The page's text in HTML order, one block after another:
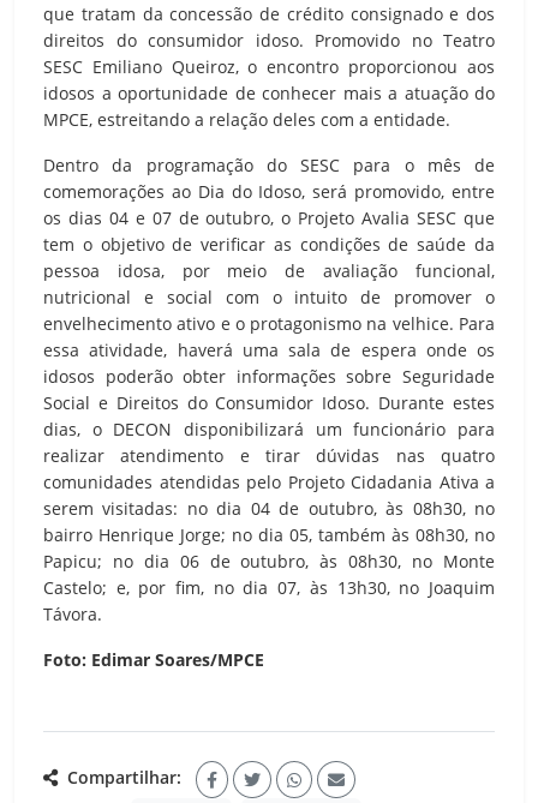
que tratam da concessão de crédito consignado e dos
direitos do consumidor idoso. Promovido no Teatro
SESC Emiliano Queiroz, o encontro proporcionou aos
idosos a oportunidade de conhecer mais a atuação do
MPCE, estreitando a relação deles com a entidade.
Dentro da programação do SESC para o mês de
comemorações ao Dia do Idoso, será promovido, entre
os dias 04 e 07 de outubro, o Projeto Avalia SESC que
tem o objetivo de verificar as condições de saúde da
pessoa idosa, por meio de avaliação funcional,
nutricional e social com o intuito de promover o
envelhecimento ativo e o protagonismo na velhice. Para
essa atividade, haverá uma sala de espera onde os
idosos poderão obter informações sobre Seguridade
Social e Direitos do Consumidor Idoso. Durante estes
dias, o DECON disponibilizará um funcionário para
realizar atendimento e tirar dúvidas nas quatro
comunidades atendidas pelo Projeto Cidadania Ativa a
serem visitadas: no dia 04 de outubro, às 08h30, no
bairro Henrique Jorge; no dia 05, também às 08h30, no
Papicu; no dia 06 de outubro, às 08h30, no Monte
Castelo; e, por fim, no dia 07, às 13h30, no Joaquim
Távora.
Foto: Edimar Soares/MPCE
Compartilhar: